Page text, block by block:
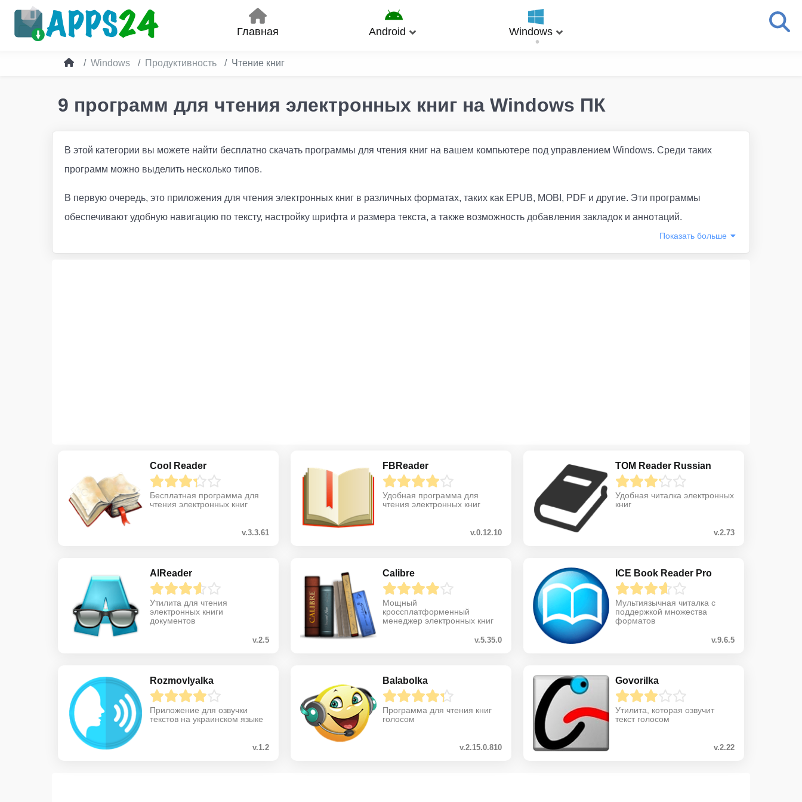
Главная Android Windows
Windows Продуктивность Чтение книг
9 программ для чтения электронных книг на Windows ПК
В этой категории вы можете найти бесплатно скачать программы для чтения книг на вашем компьютере под управлением Windows. Среди таких
программ можно выделить несколько типов.
В первую очередь, это приложения для чтения электронных книг в различных форматах, таких как EPUB, MOBI, PDF и другие. Эти программы
обеспечивают удобную навигацию по тексту, настройку шрифта и размера текста, а также возможность добавления закладок и аннотаций.
Показать больше
Cool Reader
Бесплатная программа для
чтения электронных книг
v.3.3.61
FBReader
Удобная программа для
чтения электронных книг
v.0.12.10
TOM Reader Russian
Удобная читалка электронных
книг
v.2.73
AlReader
Утилита для чтения
электронных книги
документов
v.2.5
Calibre
Мощный
кроссплатформенный
менеджер электронных книг
v.5.35.0
ICE Book Reader Pro
Мультиязычная читалка с
поддержкой множества
форматов
v.9.6.5
Rozmovlyalka
Приложение для озвучки
текстов на украинском языке
v.1.2
Balabolka
Программа для чтения книг
голосом
v.2.15.0.810
Govorilka
Утилита, которая озвучит
текст голосом
v.2.22